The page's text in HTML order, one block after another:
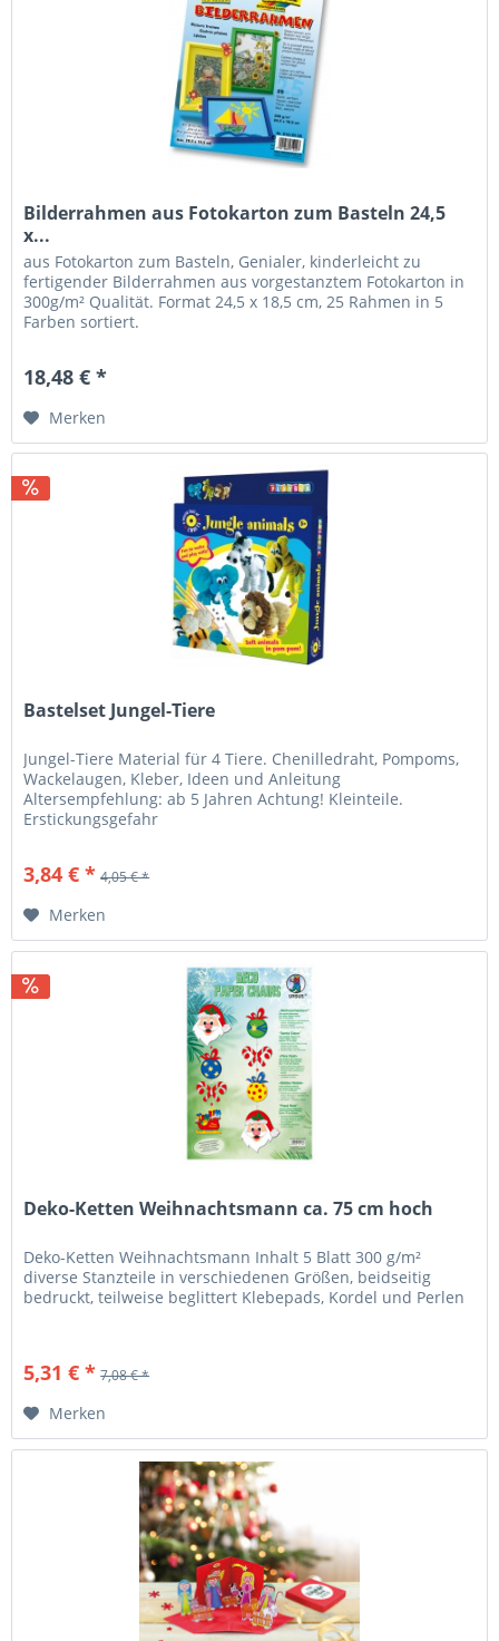
Bilderrahmen aus Fotokarton zum Basteln 24,5
x...
aus Fotokarton zum Basteln, Genialer, kinderleicht zu
fertigender Bilderrahmen aus vorgestanztem Fotokarton in
300g/m² Qualität. Format 24,5 x 18,5 cm, 25 Rahmen in 5
Farben sortiert.
18,48 € *
Merken
Bastelset Jungel-Tiere
Jungel-Tiere Material für 4 Tiere. Chenilledraht, Pompoms,
Wackelaugen, Kleber, Ideen und Anleitung
Altersempfehlung: ab 5 Jahren Achtung! Kleinteile.
Erstickungsgefahr
3,84 € * 4,05 € *
Merken
Deko-Ketten Weihnachtsmann ca. 75 cm hoch
Deko-Ketten Weihnachtsmann Inhalt 5 Blatt 300 g/m²
diverse Stanzteile in verschiedenen Größen, beidseitig
bedruckt, teilweise beglittert Klebepads, Kordel und Perlen
5,31 € * 7,08 € *
Merken